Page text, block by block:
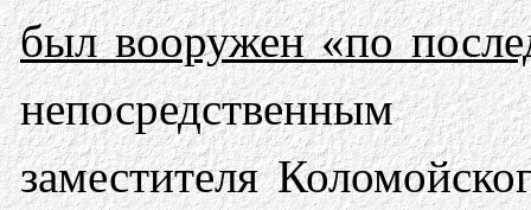
был вооружен «по
заместителя